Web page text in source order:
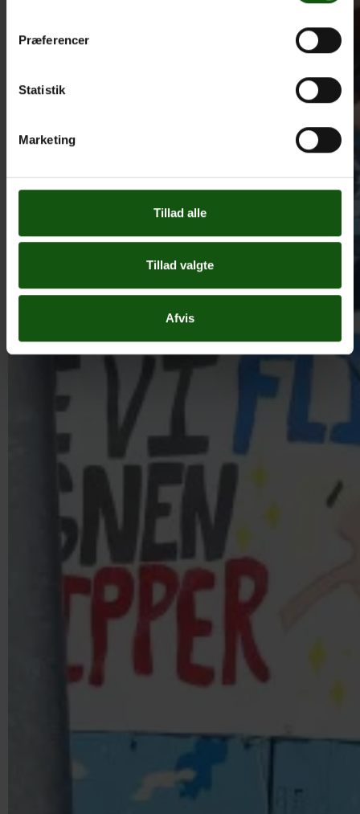
Præferencer
Statistik
Marketing
Tillad alle
Tillad valgte
Afvis